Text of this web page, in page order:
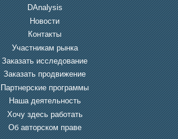
DAnalysis
Новости
Контакты
Участникам рынка
Заказать исследование
Заказать продвижение
Партнерские программы
Наша деятельность
Хочу здесь работать
Об авторском праве